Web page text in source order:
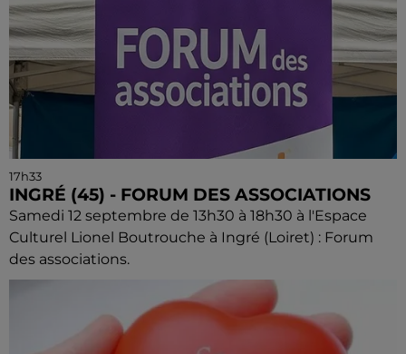
17h33
INGRÉ (45) - FORUM DES ASSOCIATIONS
Samedi 12 septembre de 13h30 à 18h30 à l'Espace
Culturel Lionel Boutrouche à Ingré (Loiret) : Forum
des associations.